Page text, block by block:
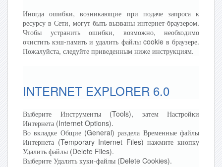
Иногда ошибки, возникающие при подаче запроса к
ресурсу в Сети, могут быть вызваны интернет-браузером.
Чтобы устранить ошибки, возможно, необходимо
очистить кэш-память и удалить файлы cookie в браузере.
Пожалуйста, следуйте приведенным ниже инструкциям.
INTERNET EXPLORER 6.0
Выберите Инструменты (Tools), затем Настройки
Интернета (Internet Options).
Во вкладке Общие (General) раздела Временные файлы
Интернета (Temporary Internet Files) нажмите кнопку
Удалить файлы (Delete Files).
Выберите Удалить куки-файлы (Delete Cookies).